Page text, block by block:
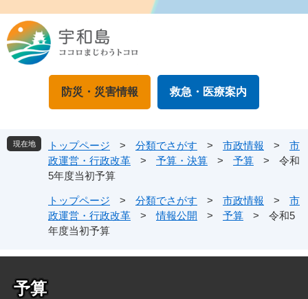
ジ
の
ュ
ー
本
文
防災・災害情報 救急・医療案内
現在地 トップページ > 分類でさがす > 市政情報 >
市
政運営・行政改革
> 予算・決算 > 予算 >
令和
5年度当初予算
トップページ > 分類でさがす > 市政情報 >
市
政運営・行政改革
> 情報公開 > 予算 >
令和5
年度当初予算
予算